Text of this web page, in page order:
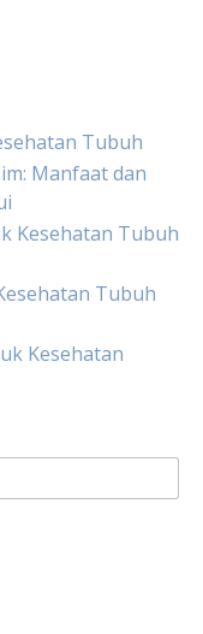
Tubuh
Manfaat dan
Kesehatan Tubuh
Tubuh
Kesehatan